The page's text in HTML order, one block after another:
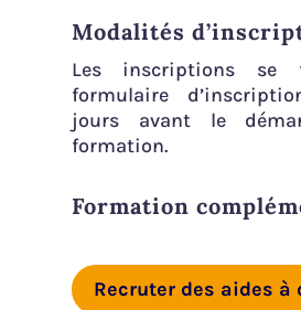
Modalités
Les inscriptions
formulaire
jours avant le
formation.
Formation
Recruter des aides à